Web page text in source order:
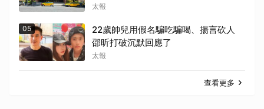
包」秘密
太報
05
22歲帥兒用假名騙吃騙喝、揚言砍人
邵昕打破沉默回應了
太報
查看更多